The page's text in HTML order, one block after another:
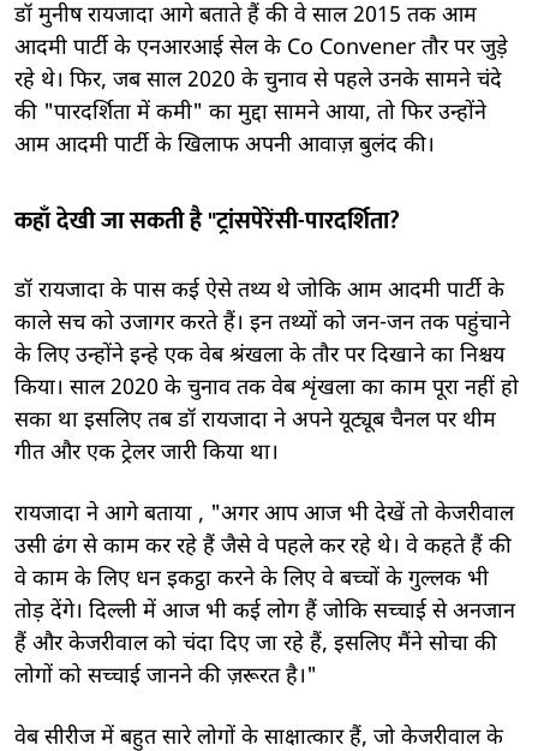
डॉ मुनीष रायजादा आगे बताते हैं की वे साल 2015 तक आम
आदमी पार्टी के एनआरआई सेल के Co Convener तौर पर जुड़े
रहे थे। फिर, जब साल 2020 के चुनाव से पहले उनके सामने चंदे
की "पारदर्शिता में कमी" का मुद्दा सामने आया, तो फिर उन्होंने
आम आदमी पार्टी के खिलाफ अपनी आवाज़ बुलंद की।
कहाँ देखी जा सकती है "ट्रांसपेरेंसी-पारदर्शिता?
डॉ रायजादा के पास कई ऐसे तथ्य थे जोकि आम आदमी पार्टी के
काले सच को उजागर करते हैं। इन तथ्यों को जन-जन तक पहुंचाने
के लिए उन्होंने इन्हे एक वेब श्रंखला के तौर पर दिखाने का निश्चय
किया। साल 2020 के चुनाव तक वेब शृंखला का काम पूरा नहीं हो
सका था इसलिए तब डॉ रायजादा ने अपने यूट्यूब चैनल पर थीम
गीत और एक ट्रेलर जारी किया था।
रायजादा ने आगे बताया , "अगर आप आज भी देखें तो केजरीवाल
उसी ढंग से काम कर रहे हैं जैसे वे पहले कर रहे थे। वे कहते हैं की
वे काम के लिए धन इकट्ठा करने के लिए वे बच्चों के गुल्लक भी
तोड़ देंगे। दिल्ली में आज भी कई लोग हैं जोकि सच्चाई से अनजान
हैं और केजरीवाल को चंदा दिए जा रहे हैं, इसलिए मैंने सोचा की
लोगों को सच्चाई जानने की ज़रूरत है।"
वेब सीरीज में बहुत सारे लोगों के साक्षात्कार हैं, जो केजरीवाल के